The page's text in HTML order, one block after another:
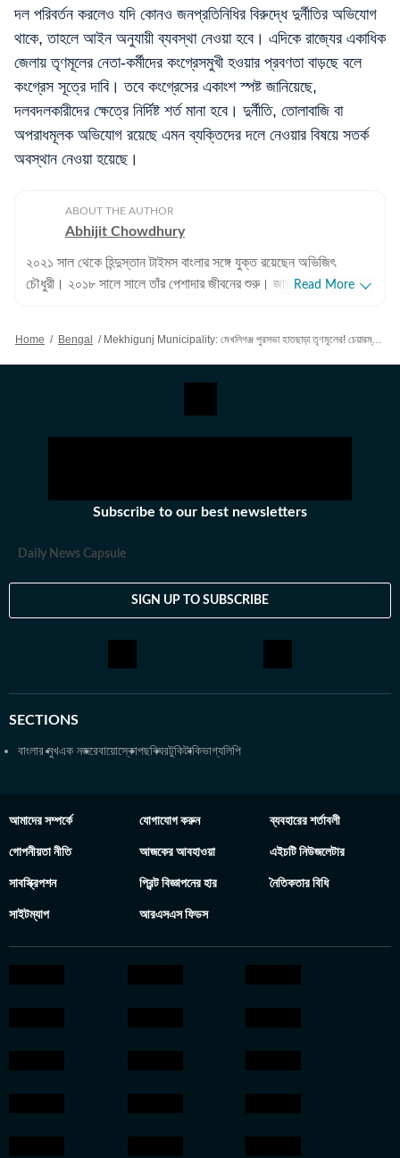
দল পরিবর্তন করলেও যদি কোনও জনপ্রতিনিধির বিরুদ্ধে দুর্নীতির অভিযোগ
থাকে, তাহলে আইন অনুযায়ী ব্যবস্থা নেওয়া হবে। এদিকে রাজ্যের একাধিক
জেলায় তৃণমূলের নেতা-কর্মীদের কংগ্রেসমুখী হওয়ার প্রবণতা বাড়ছে বলে
কংগ্রেস সূত্রে দাবি। তবে কংগ্রেসের একাংশ স্পষ্ট জানিয়েছে,
দলবদলকারীদের ক্ষেত্রে নির্দিষ্ট শর্ত মানা হবে। দুর্নীতি, তোলাবাজি বা
অপরাধমূলক অভিযোগ রয়েছে এমন ব্যক্তিদের দলে নেওয়ার বিষয়ে সতর্ক
অবস্থান নেওয়া হয়েছে।
ABOUT THE AUTHOR
Abhijit Chowdhury
২০২১ সাল থেকে হিন্দুস্তান টাইমস বাংলার সঙ্গে যুক্ত রয়েছেন অভিজিৎ
চৌধুরী। ২০১৮ সালে সালে তাঁর পেশাদার জীবনের শুরু। জাতীয়, আন্তর্জাতিক
বিষয়ে তাঁর আগ্রহ সবচেয়ে বেশি। কলকাতা বিশ্ববিদ্যালয় থেকে সাংবাদিকতায়
ভারতে কাজ করার অভিজ্ঞতা রয়েছে অভিজিতের। এছাড়া আকাশবাণীতে রেডিও
জকি হিসেবেও কাজ করেছিলেন তিনি। খবরের জগৎ ছাড়া খেলাধুলো, ইতিহাসে
থেকে। এরপর কলকাতা বিশ্ববিদ্যালয় থেকে একই বিষয়ে স্নাতকোত্তর ডিগ্রি
বই পড়ে এবং বিভিন্ন বিষয়ে ডকুমেন্টারি দেখে।
Read More
Home / Bengal / Mekhigunj Municipality: মেখলিগঞ্জ পুরসভা হাতছাড়া তৃণমূলের! চেয়ারম্যানের নেতৃত্বে ৬ কাউন্সিলর যোগ কংগ্রেসে
Subscribe to our best newsletters
Daily News Capsule
SIGN UP TO SUBSCRIBE
SECTIONS
বাংলার মুখএক নজরেবায়োস্কোপছবিঘরটুকিটাকিভাগ্যলিপি
আমাদের সম্পর্কে যোগাযোগ করুন ব্যবহারের শর্তাবলী
গোপনীয়তা নীতি আজকের আবহাওয়া এইচটি নিউজলেটার
সাবস্ক্রিপশন প্রিন্ট বিজ্ঞাপনের হার নৈতিকতার বিধি
সাইটম্যাপ আরএসএস ফিডস